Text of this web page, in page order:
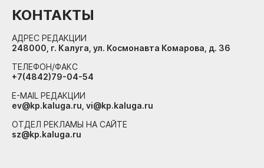
КОНТАКТЫ
АДРЕС РЕДАКЦИИ
248000, г. Калуга, ул. Космонавта Комарова, д. 36
ТЕЛЕФОН/ФАКС
+7(4842)79-04-54
E-MAIL РЕДАКЦИИ
ev@kp.kaluga.ru, vi@kp.kaluga.ru
ОТДЕЛ РЕКЛАМЫ НА САЙТЕ
sz@kp.kaluga.ru